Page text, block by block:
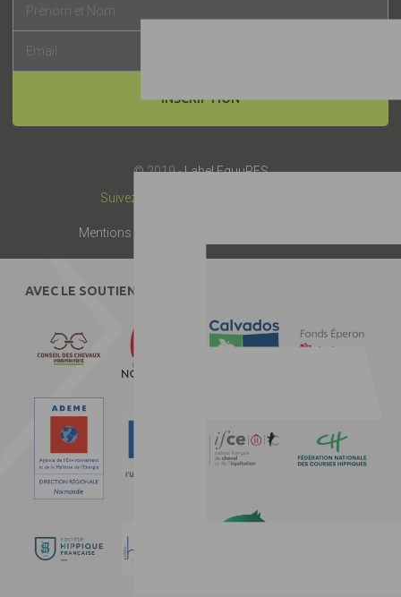
INSCRIPTION
© 2019 -Label EquuRES
Suivez-nous :
Mentions légales
AVEC LE SOUTIEN DE :